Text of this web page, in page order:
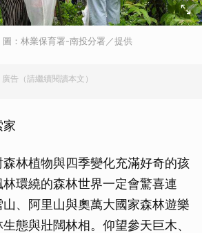
：林業保育署-南投分署／提供
廣告（請繼續閱讀本文）
家
林植物與四季變化充滿好奇的孩
環繞的森林世界一定會驚喜連
、阿里山與奧萬大國家森林遊樂
態與壯闊林相。仰望參天巨木、